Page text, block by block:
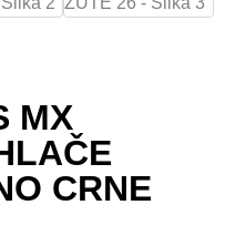
MX
CRNE